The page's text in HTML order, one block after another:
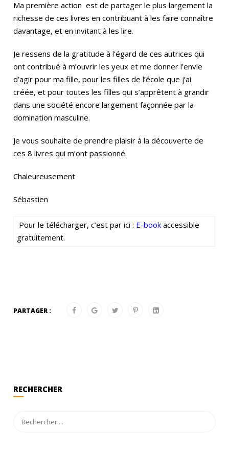
Ma première action est de partager le plus largement la
richesse de ces livres en contribuant à les faire connaître
davantage, et en invitant à les lire.
Je ressens de la gratitude à l’égard de ces autrices qui
ont contribué à m’ouvrir les yeux et me donner l’envie
d’agir pour ma fille, pour les filles de l’école que j’ai
créée, et pour toutes les filles qui s’apprêtent à grandir
dans une société encore largement façonnée par la
domination masculine.
Je vous souhaite de prendre plaisir à la découverte de
ces 8 livres qui m’ont passionné.
Chaleureusement
Sébastien
Pour le télécharger, c’est par ici : E-bookaccessible
gratuitement.
PARTAGER :
RECHERCHER